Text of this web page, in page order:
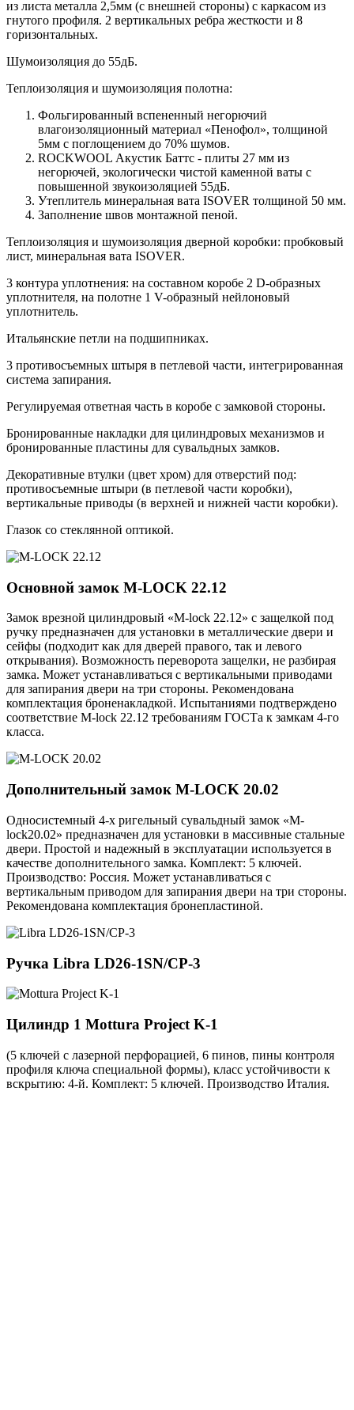
из листа металла 2,5мм (с внешней стороны) c каркасом из
гнутого профиля. 2 вертикальных ребра жесткости и 8
горизонтальных.
Шумоизоляция до 55дБ.
Теплоизоляция и шумоизоляция полотна:
Фольгированный вспененный негорючий
влагоизоляционный материал «Пенофол», толщиной
5мм с поглощением до 70% шумов.
ROCKWOOL Акустик Баттс - плиты 27 мм из
негорючей, экологически чистой каменной ваты с
повышенной звукоизоляцией 55дБ.
Утеплитель минеральная вата ISOVER толщиной 50 мм.
Заполнение швов монтажной пеной.
Теплоизоляция и шумоизоляция дверной коробки: пробковый
лист, минеральная вата ISOVER.
3 контура уплотнения: на составном коробе 2 D-образных
уплотнителя, на полотне 1 V-образный нейлоновый
уплотнитель.
Итальянские петли на подшипниках.
3 противосъемных штыря в петлевой части, интегрированная
система запирания.
Регулируемая ответная часть в коробе с замковой стороны.
Бронированные накладки для цилиндровых механизмов и
бронированные пластины для сувальдных замков.
Декоративные втулки (цвет хром) для отверстий под:
противосъемные штыри (в петлевой части коробки),
вертикальные приводы (в верхней и нижней части коробки).
Глазок со стеклянной оптикой.
Основной замок M-LOCK 22.12
Замок врезной цилиндровый «M-lock 22.12» с защелкой под
ручку предназначен для установки в металлические двери и
сейфы (подходит как для дверей правого, так и левого
открывания). Возможность переворота защелки, не разбирая
замка. Может устанавливаться с вертикальными приводами
для запирания двери на три стороны. Рекомендована
комплектация броненакладкой. Испытаниями подтверждено
соответствие M-lock 22.12 требованиям ГОСТа к замкам 4-го
класса.
Дополнительный замок M-LOCK 20.02
Односистемный 4-х ригельный сувальдный замок «M-
lock20.02» предназначен для установки в массивные стальные
двери. Простой и надежный в эксплуатации используется в
качестве дополнительного замка. Комплект: 5 ключей.
Производство: Россия. Может устанавливаться с
вертикальным приводом для запирания двери на три стороны.
Рекомендована комплектация бронепластиной.
Ручка Libra LD26-1SN/CP-3
Цилиндр 1 Mottura Project K-1
(5 ключей с лазерной перфорацией, 6 пинов, пины контроля
профиля ключа специальной формы), класс устойчивости к
вскрытию: 4-й. Комплект: 5 ключей. Производство Италия.